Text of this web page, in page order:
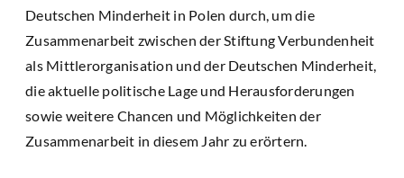
Deutschen Minderheit in Polen durch, um die
Zusammenarbeit zwischen der Stiftung Verbundenheit
als Mittlerorganisation und der Deutschen Minderheit,
die aktuelle politische Lage und Herausforderungen
sowie weitere Chancen und Möglichkeiten der
Zusammenarbeit in diesem Jahr zu erörtern.